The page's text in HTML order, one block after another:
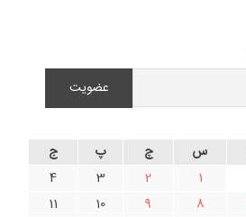
س چ پ
ج
1
2
3
4
8
9
10
11